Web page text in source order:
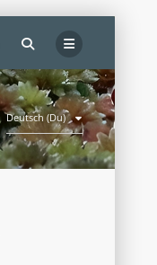
Deutsch (Du)